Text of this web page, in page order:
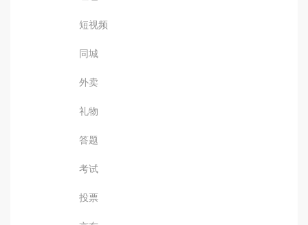
短视频
同城
外卖
礼物
答题
考试
投票